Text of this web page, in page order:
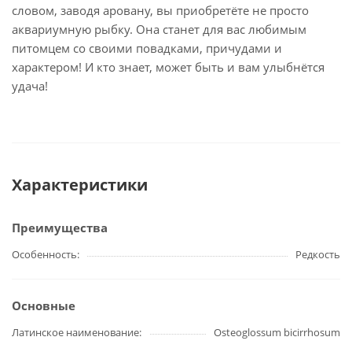
словом, заводя аровану, вы приобретёте не просто
аквариумную рыбку. Она станет для вас любимым
питомцем со своими повадками, причудами и
характером! И кто знает, может быть и вам улыбнётся
удача!
Характеристики
Преимущества
Особенность Редкость
Основные
Латинское наименование
Osteoglossum bicirrhosum